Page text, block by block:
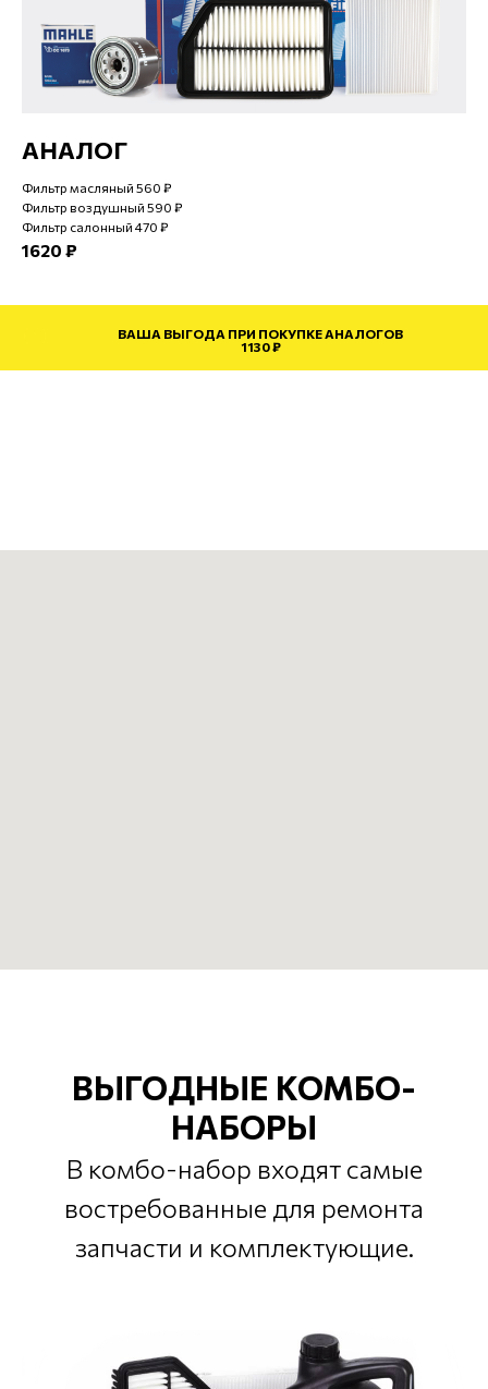
АНАЛОГ
Фильтр масляный 560 ₽
Фильтр воздушный 590 ₽
Фильтр салонный 470 ₽
1620 ₽
ВАША ВЫГОДА ПРИ ПОКУПКЕ АНАЛОГОВ
1130 ₽
ВЫГОДНЫЕ КОМБО-
НАБОРЫ
В комбо-набор входят самые
востребованные для ремонта
запчасти и комплектующие.